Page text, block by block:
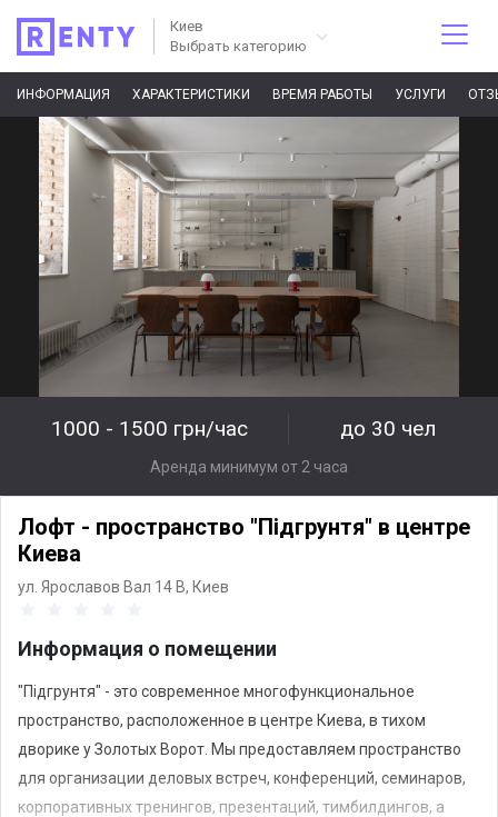
Киев
Выбрать категорию
ИНФОРМАЦИЯ ХАРАКТЕРИСТИКИ ВРЕМЯ РАБОТЫ УСЛУГИ
1000 - 1500 грн/час до 30 чел
Аренда минимум от 2 часа
Лофт - пространство "Підгрунтя" в центре
Киева
ул. Ярославов Вал 14 В, Киев
Информация о помещении
"Підгрунтя" - это современное многофункциональное
пространство, расположенное в центре Киева, в тихом
дворике у Золотых Ворот. Мы предоставляем пространство
для организации деловых встреч, конференций, семинаров,
корпоративных тренингов, презентаций, тимбилдингов, а